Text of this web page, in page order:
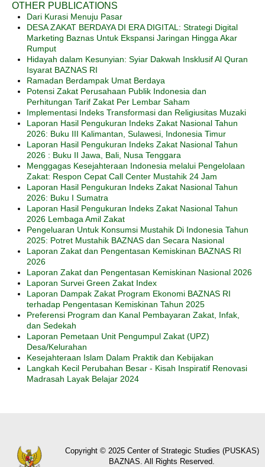
OTHER PUBLICATIONS
Dari Kurasi Menuju Pasar
DESA ZAKAT BERDAYA DI ERA DIGITAL: Strategi Digital
Marketing Baznas Untuk Ekspansi Jaringan Hingga Akar
Rumput
Hidayah dalam Kesunyian: Syiar Dakwah Insklusif Al Quran
Isyarat BAZNAS RI
Ramadan Berdampak Umat Berdaya
Potensi Zakat Perusahaan Publik Indonesia dan
Perhitungan Tarif Zakat Per Lembar Saham
Implementasi Indeks Transformasi dan Religiusitas Muzaki
Laporan Hasil Pengukuran Indeks Zakat Nasional Tahun
2026: Buku III Kalimantan, Sulawesi, Indonesia Timur
Laporan Hasil Pengukuran Indeks Zakat Nasional Tahun
2026 : Buku II Jawa, Bali, Nusa Tenggara
Menggagas Kesejahteraan Indonesia melalui Pengelolaan
Zakat: Respon Cepat Call Center Mustahik 24 Jam
Laporan Hasil Pengukuran Indeks Zakat Nasional Tahun
2026: Buku I Sumatra
Laporan Hasil Pengukuran Indeks Zakat Nasional Tahun
2026 Lembaga Amil Zakat
Pengeluaran Untuk Konsumsi Mustahik Di Indonesia Tahun
2025: Potret Mustahik BAZNAS dan Secara Nasional
Laporan Zakat dan Pengentasan Kemiskinan BAZNAS RI
2026
Laporan Zakat dan Pengentasan Kemiskinan Nasional 2026
Laporan Survei Green Zakat Index
Laporan Dampak Zakat Program Ekonomi BAZNAS RI
terhadap Pengentasan Kemiskinan Tahun 2025
Preferensi Program dan Kanal Pembayaran Zakat, Infak,
dan Sedekah
Laporan Pemetaan Unit Pengumpul Zakat (UPZ)
Desa/Kelurahan
Kesejahteraan Islam Dalam Praktik dan Kebijakan
Langkah Kecil Perubahan Besar - Kisah Inspiratif Renovasi
Madrasah Layak Belajar 2024
Copyright © 2025 Center of Strategic Studies (PUSKAS)
BAZNAS. All Rights Reserved.